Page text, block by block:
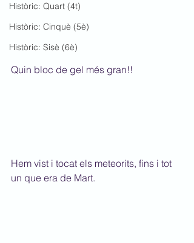
Històric: Quart (4t)
Històric: Cinquè (5è)
Històric: Sisè (6è)
Quin bloc de gel més gran!!
Hem vist i tocat els meteorits, fins i tot
un que era de Mart.